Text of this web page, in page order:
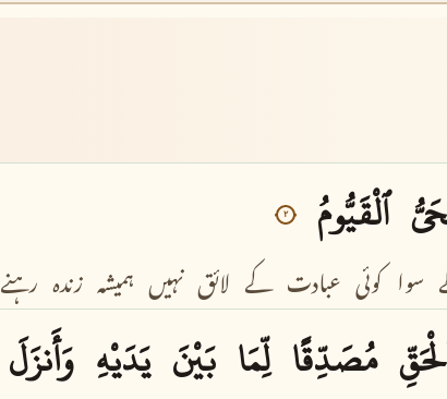
ٱلْقَيُّومُ ٢
سوا کوئی عبادت کے لائق نہیں ہمیشہ زندہ رہنے
مُصَدِّقًا لِّمَا بَيْنَ يَدَيْهِ وَأَنزَلَ